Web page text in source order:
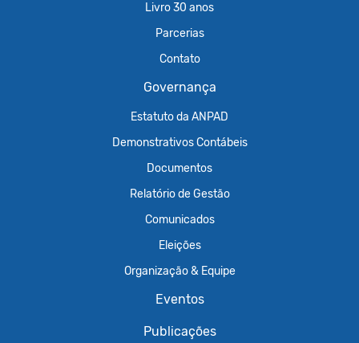
Livro 30 anos
Parcerias
Contato
Governança
Estatuto da ANPAD
Demonstrativos Contábeis
Documentos
Relatório de Gestão
Comunicados
Eleições
Organização & Equipe
Eventos
Publicações